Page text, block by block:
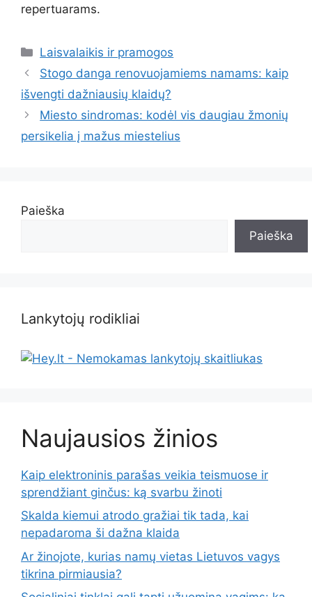
repertuarams.
Kategorijos
Laisvalaikis ir pramogos
Stogo danga renovuojamiems namams: kaip
išvengti dažniausių klaidų?
Miesto sindromas: kodėl vis daugiau žmonių
persikelia į mažus miestelius
Paieška
Paieška
Lankytojų rodikliai
Naujausios žinios
Kaip elektroninis parašas veikia teismuose ir
sprendžiant ginčus: ką svarbu žinoti
Skalda kiemui atrodo gražiai tik tada, kai
nepadaroma ši dažna klaida
Ar žinojote, kurias namų vietas Lietuvos vagys
tikrina pirmiausia?